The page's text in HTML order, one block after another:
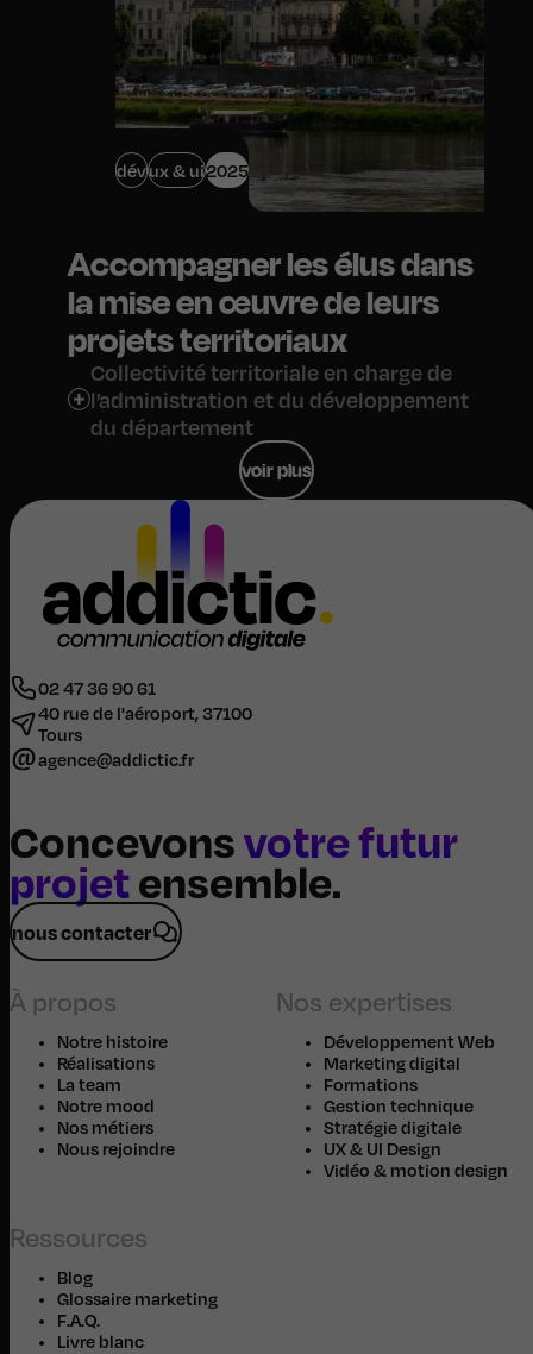
dévux & ui2025
Accompagner les élus dans
la mise en œuvre de leurs
projets territoriaux
Collectivité territoriale en charge de
l’administration et du développement
du département
voir plus
02 47 36 90 61
40 rue de l'aéroport, 37100
Tours
agence@addictic.fr
Concevonsvotre futur
projetensemble.
nous contacter
À propos
Notre histoire
Réalisations
La team
Notre mood
Nos métiers
Nous rejoindre
Nos expertises
Développement Web
Marketing digital
Formations
Gestion technique
Stratégie digitale
UX & UI Design
Vidéo & motion design
Ressources
Blog
Glossaire marketing
F.A.Q.
Livre blanc